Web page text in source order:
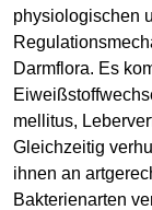
physiologischen
Darmflora. Es
mellitus,
Gleichzeitig
ihnen an
Bakterienarten